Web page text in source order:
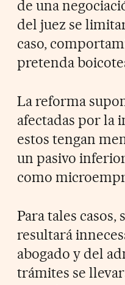
de una
del juez se
caso,
pretenda
La reforma
afectadas por la
estos tengan
un pasivo
como
Para tales
resultará
abogado y del
trámites se